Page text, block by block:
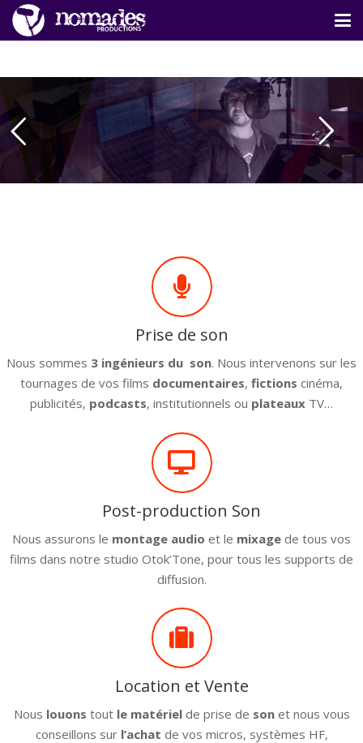
Prise de son
Nous sommes 3 ingénieurs du son. Nous intervenons sur les
tournages de vos films documentaires, fictions cinéma,
publicités, podcasts, institutionnels ou plateaux TV…
Post-production Son
Nous assurons le montage audio et le mixage de tous vos
films dans notre studio Otok’Tone, pour tous les supports de
diffusion.
Location et Vente
Nous louons toutle matériel de prise de sonet nous vous
conseillons sur l’achat de vos micros, systèmes HF,